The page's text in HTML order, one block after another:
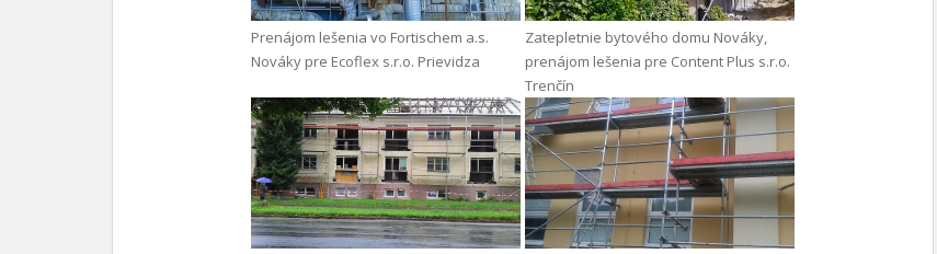
Prenájom lešenia vo Fortischem a.s.
Nováky pre Ecoflex s.r.o. Prievidza
Zatepletnie bytového domu Nováky,
prenájom lešenia pre Content Plus s.r.o.
Trenčín